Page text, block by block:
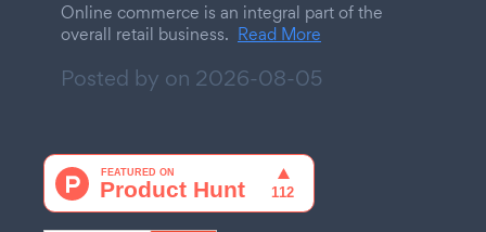
Online commerce is an integral part of the
overall retail business. Read More
Posted by on 2026-08-05